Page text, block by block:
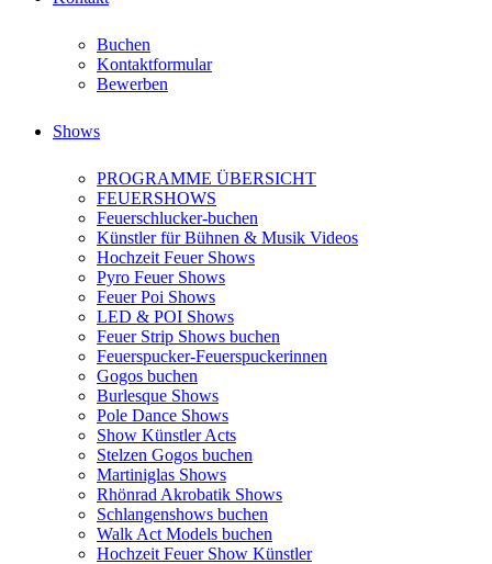
Buchen
Kontaktformular
Bewerben
Shows
PROGRAMME ÜBERSICHT
FEUERSHOWS
Feuerschlucker-buchen
Künstler für Bühnen & Musik Videos
Hochzeit Feuer Shows
Pyro Feuer Shows
Feuer Poi Shows
LED & POI Shows
Feuer Strip Shows buchen
Feuerspucker-Feuerspuckerinnen
Gogos buchen
Burlesque Shows
Pole Dance Shows
Show Künstler Acts
Stelzen Gogos buchen
Martiniglas Shows
Rhönrad Akrobatik Shows
Schlangenshows buchen
Walk Act Models buchen
Hochzeit Feuer Show Künstler